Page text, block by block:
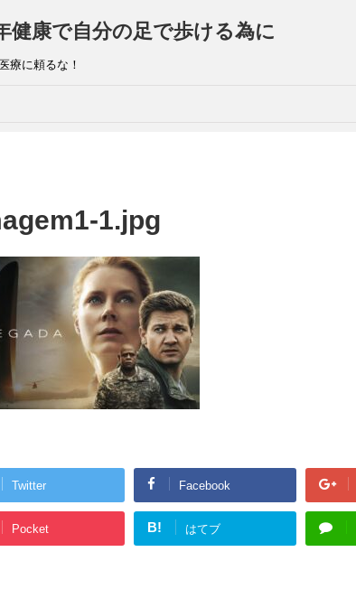
健康で自分の足で歩ける為に
療に頼るな！
1.jpg
Twitter Facebook
Pocket B! はてブ